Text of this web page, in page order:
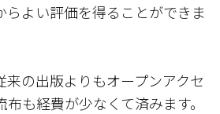
らよい評価を得ることができま
来の出版よりもオープンアクセ
も経費が少なくて済みます。